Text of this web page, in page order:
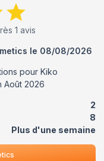
1 avis
le 08/08/2026
pour Kiko
Août 2026
2
8
Plus d'une semaine